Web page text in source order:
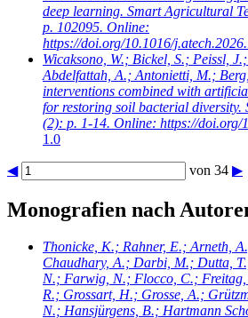
deep learning. Smart Agricultural
p. 102095. Online:
https://doi.org/10.1016/
Wicaksono, W.; Bickel, S.; Peissl,
Abdelfattah, A.; Antonietti, M.;
interventions combined with
for restoring soil bacterial diversity.
(2): p. 1-14. Online: https://doi.org/
1.0
◀ von 34 ▶
Monografien nach
Thonicke, K.; Rahner, E.; Arneth,
Chaudhary, A.; Darbi, M.; Dutta,
N.; Farwig, N.; Flocco, C.; Freitag,
R.; Grossart, H.; Grosse, A.;
N.; Hansjürgens, B.; Hartmann